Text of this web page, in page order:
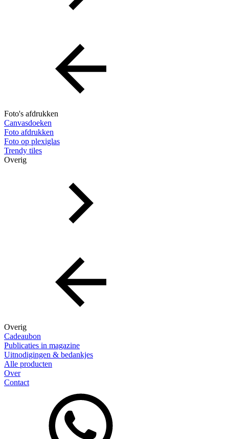
Foto's afdrukken
Canvasdoeken
Foto afdrukken
Foto op plexiglas
Trendy tiles
Overig
Overig
Cadeaubon
Publicaties in magazine
Uitnodigingen & bedankjes
Alle producten
Over
Contact